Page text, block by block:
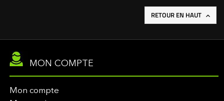
RETOUR EN HAUT 
MON COMPTE
Mon compte